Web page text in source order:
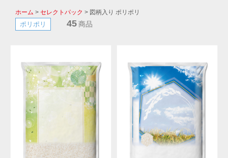
ホーム > セレクトパック > 図柄入り ポリポリ
ポリポリ 45 商品